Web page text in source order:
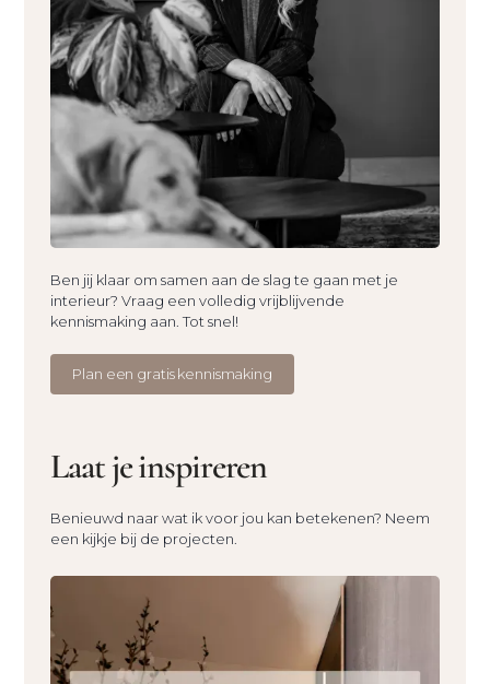
Ben jij klaar om samen aan de slag te gaan met je
interieur? Vraag een volledig vrijblijvende
kennismaking aan. Tot snel!
Plan een gratis kennismaking
Laat je inspireren
Benieuwd naar wat ik voor jou kan betekenen? Neem
een kijkje bij de projecten.